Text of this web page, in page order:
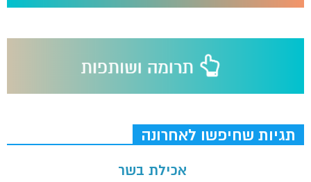
תגיות שחיפשו לאחרונה
אכילת בשר